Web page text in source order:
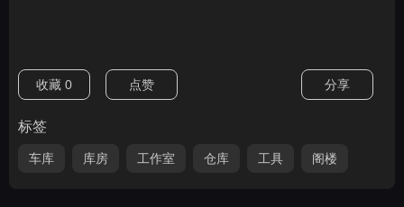
收藏 0 点赞 分享
标签
车库 库房 工作室 仓库 工具 阁楼